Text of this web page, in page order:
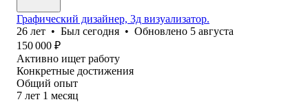
Графический дизайнер, 3д визуализатор.
26 лет • Был сегодня • Обновлено 5 августа
150 000 ₽
Активно ищет работу
Конкретные достижения
Общий опыт
7 лет 1 месяц